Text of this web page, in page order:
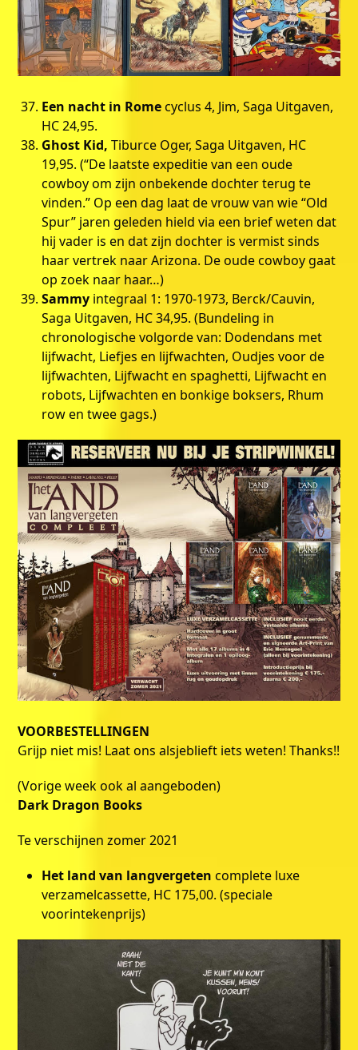
Een nacht in Romecyclus 4, Jim, Saga Uitgaven,
HC 24,95.
Ghost Kid,Tiburce Oger, Saga Uitgaven, HC
19,95. (“De laatste expeditie van een oude
cowboy om zijn onbekende dochter terug te
vinden.” Op een dag laat de vrouw van wie “Old
Spur” jaren geleden hield via een brief weten dat
hij vader is en dat zijn dochter is vermist sinds
haar vertrek naar Arizona. De oude cowboy gaat
op zoek naar haar…)
Sammy integraal 1: 1970-1973, Berck/Cauvin,
Saga Uitgaven, HC 34,95. (Bundeling in
chronologische volgorde van: Dodendans met
lijfwacht, Liefjes en lijfwachten, Oudjes voor de
lijfwachten, Lijfwacht en spaghetti, Lijfwacht en
robots, Lijfwachten en bonkige boksers, Rhum
row en twee gags.)
VOORBESTELLINGEN
Grijp niet mis! Laat ons alsjeblieft iets weten! Thanks!!
(Vorige week ook al aangeboden)
Dark Dragon Books
Te verschijnen zomer 2021
Het land van langvergetencomplete luxe
verzamelcassette, HC 175,00. (speciale
voorintekenprijs)